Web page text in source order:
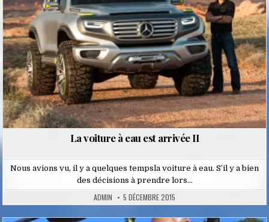
La voiture à eau est arrivée II
Nous avions vu, il y a quelques tempsla voiture à eau. S’il y a bien
des décisions à prendre lors…
ADMIN 5 DÉCEMBRE 2015